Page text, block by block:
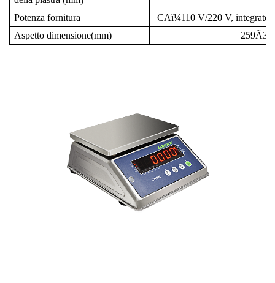
Potenza fornitura
CAï¼110 V/220 V, integrato
Aspetto dimensione(mm)